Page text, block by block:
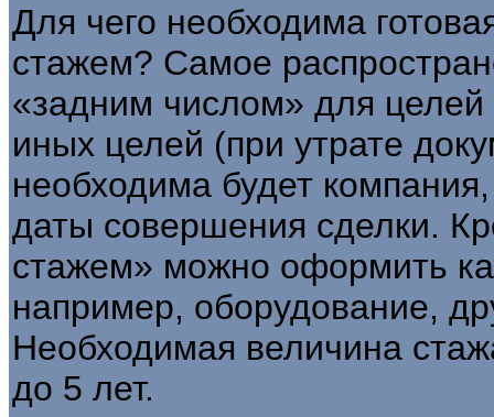
Для чего необходима
стажем? Самое
«задним числом» для целей
иных целей (при утрате
необходима будет
даты совершения сделки.
стажем» можно оформить
например, оборудование,
Необходимая величина
до 5 лет.